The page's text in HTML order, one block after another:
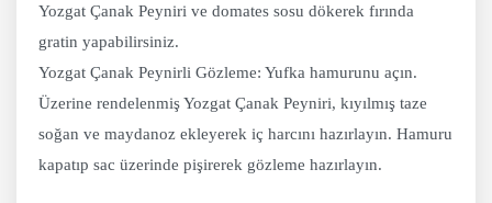
Yozgat Çanak Peyniri ve domates sosu dökerek fırında
gratin yapabilirsiniz.
Yozgat Çanak Peynirli Gözleme: Yufka hamurunu açın.
Üzerine rendelenmiş Yozgat Çanak Peyniri, kıyılmış taze
soğan ve maydanoz ekleyerek iç harcını hazırlayın. Hamuru
kapatıp sac üzerinde pişirerek gözleme hazırlayın.